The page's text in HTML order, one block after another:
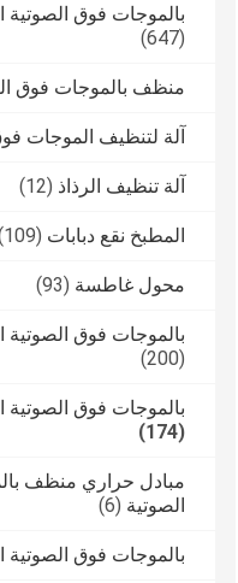
بالموجات فوق الصوتية
(647)
منظف ​​بالموجات فوق
آلة لتنظيف الموجات
آلة تنظيف الرذاذ (12)
المطبخ نقع دبابات (109)
محول غاطسة (93)
بالموجات فوق الصوتية
(200)
بالموجات فوق الصوتية
(174)
مبادل حراري منظف
الصوتية (6)
بالموجات فوق الصوتية